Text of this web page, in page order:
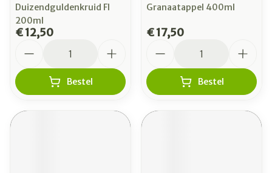
Duizendguldenkruid Fl
200ml
€ 12,50
Bestel
Granaatappel 400ml
€ 17,50
Bestel